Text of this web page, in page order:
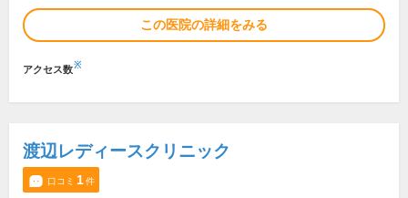
この医院の詳細をみる
アクセス数※
渡辺レディースクリニック
口コミ 1件